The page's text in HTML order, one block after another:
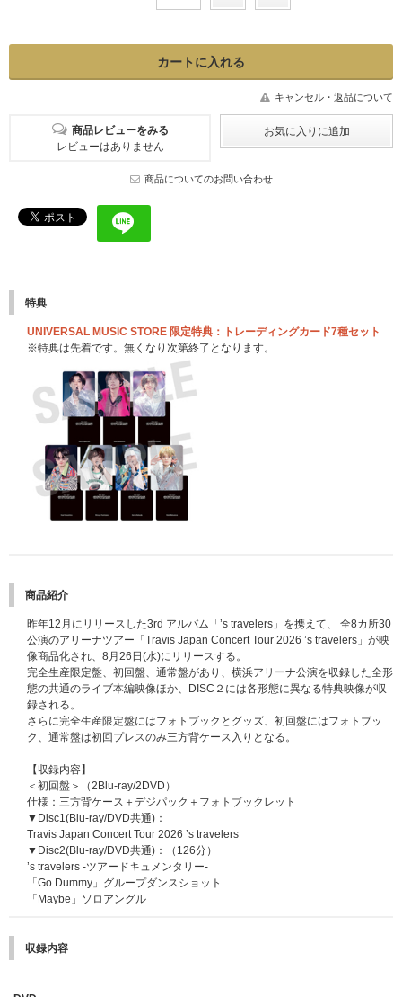
キャンセル・返品について
商品レビューをみる
レビューはありません
商品についてのお問い合わせ
特典
UNIVERSAL MUSIC STORE 限定特典：トレーディングカード7種セット
※特典は先着です。無くなり次第終了となります。
商品紹介
昨年12月にリリースした3rd アルバム「’s travelers」を携えて、 全8カ所30
公演のアリーナツアー「Travis Japan Concert Tour 2026 ’s travelers」が映
像商品化され、8月26日(水)にリリースする。
完全生産限定盤、初回盤、通常盤があり、横浜アリーナ公演を収録した全形
態の共通のライブ本編映像ほか、DISC２には各形態に異なる特典映像が収
録される。
さらに完全生産限定盤にはフォトブックとグッズ、初回盤にはフォトブッ
ク、通常盤は初回プレスのみ三方背ケース入りとなる。
【収録内容】
＜初回盤＞（2Blu-ray/2DVD）
仕様：三方背ケース＋デジパック＋フォトブックレット
▼Disc1(Blu-ray/DVD共通)：
Travis Japan Concert Tour 2026 ’s travelers
▼Disc2(Blu-ray/DVD共通)：（126分）
’s travelers -ツアードキュメンタリー-
「Go Dummy」グループダンスショット
「Maybe」ソロアングル
収録内容